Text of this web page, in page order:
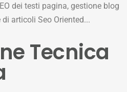
dei testi pagina, gestione blog
articoli Seo Oriented...
Tecnica